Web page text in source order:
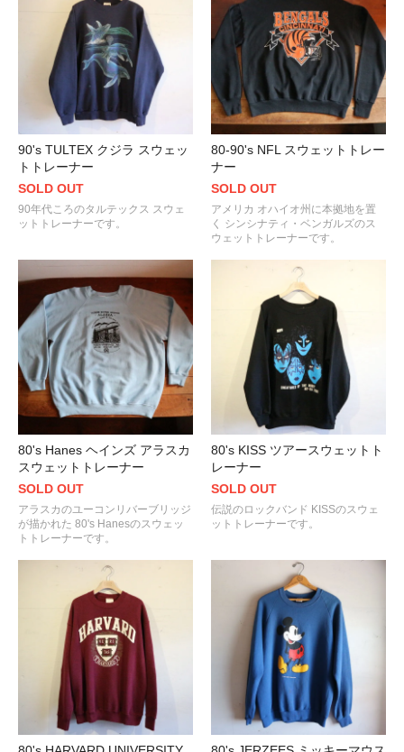
90's TULTEX クジラ スウェッ
トトレーナー
SOLD OUT
90年代ころのタルテックス スウェ
ットトレーナーです。
80-90's NFL スウェットトレー
ナー
SOLD OUT
アメリカ オハイオ州に本拠地を置
く シンシナティ・ベンガルズのス
ウェットトレーナーです。
80's Hanes ヘインズ アラスカ
スウェットトレーナー
SOLD OUT
アラスカのユーコンリバーブリッジ
が描かれた 80's Hanesのスウェッ
トトレーナーです。
80's KISS ツアースウェットト
レーナー
SOLD OUT
伝説のロックバンド KISSのスウェ
ットトレーナーです。